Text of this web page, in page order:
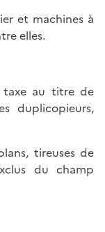
et machines à
elles.
taxe au titre de
duplicopieurs,
tireuses de
du champ